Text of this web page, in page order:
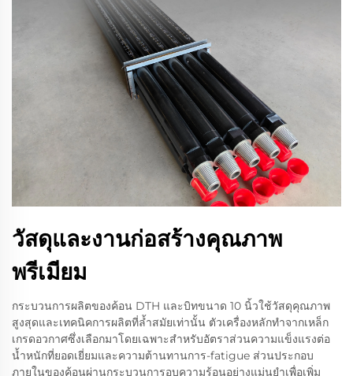
วัสดุและงานก่อสร้างคุณภาพ
พรีเมียม
กระบวนการผลิตของค้อน DTH และบิทขนาด 10 นิ้วใช้วัสดุคุณภาพ
สูงสุดและเทคนิคการผลิตที่ล้ำสมัยเท่านั้น ตัวเครื่องหลักทำจากเหล็ก
เกรดอวกาศซึ่งเลือกมาโดยเฉพาะสำหรับอัตราส่วนความแข็งแรงต่อ
น้ำหนักที่ยอดเยี่ยมและความต้านทานการ-fatigue ส่วนประกอบ
ภายในของค้อนผ่านกระบวนการอบความร้อนอย่างแม่นยำเพื่อเพิ่ม